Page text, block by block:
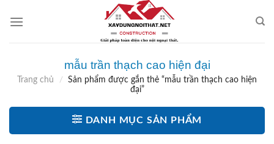
mẫu trần thạch cao hiện đại
Trang chủ /
Sản phẩm được gắn thẻ “mẫu trần thạch cao hiện
đại”
DANH MỤC SẢN PHẨM